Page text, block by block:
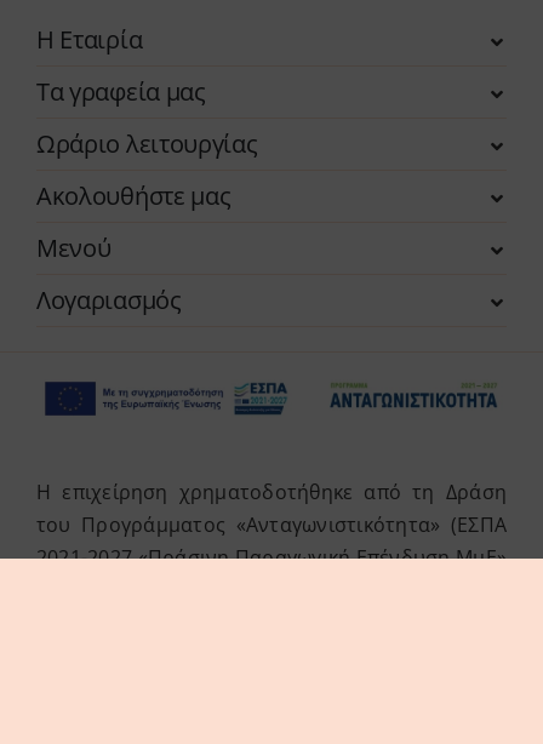
Η Εταιρία
Τα γραφεία μας
Ωράριο λειτουργίας
Ακολουθήστε μας
Μενού
Λογαριασμός
Η επιχείρηση χρηματοδοτήθηκε από τη Δράση
του Προγράμματος «Ανταγωνιστικότητα» (ΕΣΠΑ
2021-2027 «Πράσινη Παραγωγική Επένδυση ΜμΕ»